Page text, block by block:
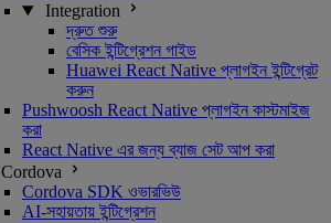
Integration
দ্রুত শুরু
বেসিক ইন্টিগ্রেশন গাইড
Huawei React Native প্লাগইন ইন্টিগ্রেট
করুন
Pushwoosh React Native প্লাগইন কাস্টমাইজ
করা
React Native এর জন্য ব্যাজ সেট আপ করা
Cordova
Cordova SDK ওভারভিউ
AI-সহায়তায় ইন্টিগ্রেশন